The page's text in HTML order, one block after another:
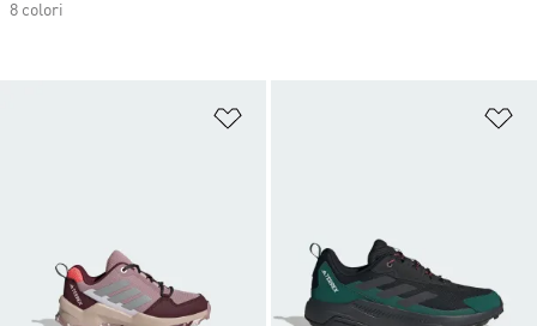
Aggiungi alla lista dei desideri
8 colori